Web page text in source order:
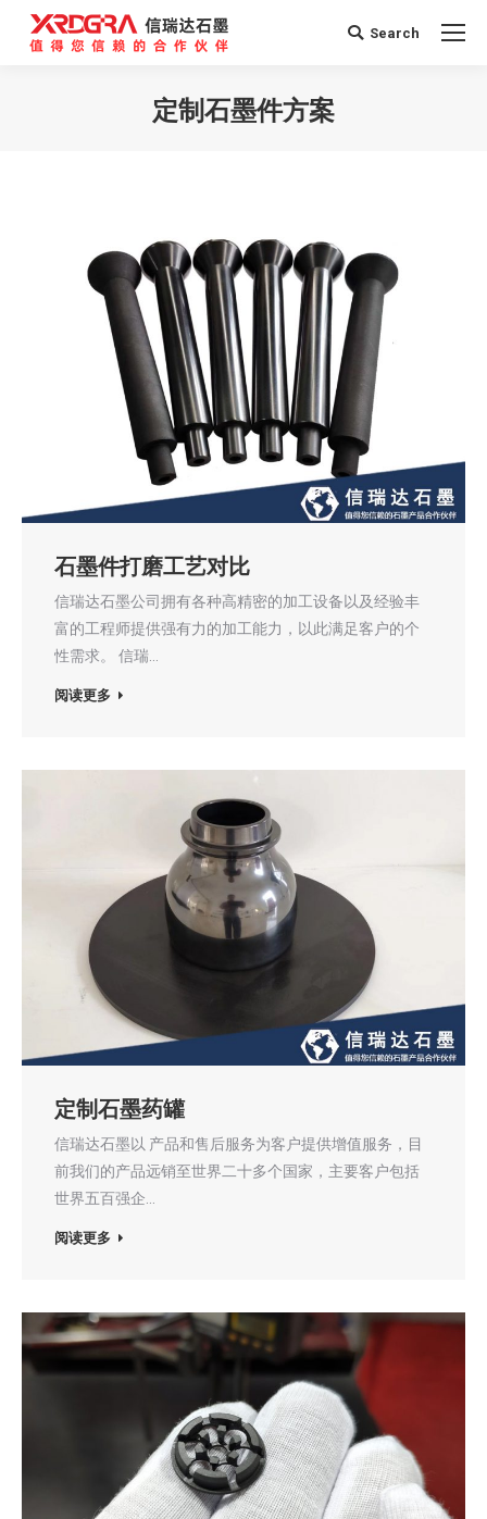
Search:
Search
定制石墨件方案
石墨件打磨工艺对比
信瑞达石墨公司拥有各种高精密的加工设备以及经验丰
富的工程师提供强有力的加工能力，以此满足客户的个
性需求。 信瑞…
阅读更多
定制石墨药罐
信瑞达石墨以 产品和售后服务为客户提供增值服务，目
前我们的产品远销至世界二十多个国家，主要客户包括
世界五百强企…
阅读更多